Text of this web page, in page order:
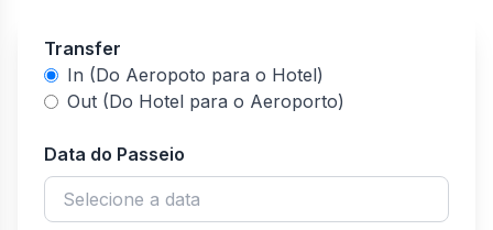
Transfer
In (Do Aeropoto para o Hotel)
Out (Do Hotel para o Aeroporto)
Data do Passeio